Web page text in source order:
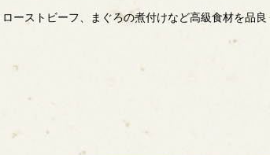
ーストビーフ、まぐろの煮付けなど高級食材を品良